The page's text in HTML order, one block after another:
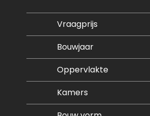
Vraagprijs
Bouwjaar
Oppervlakte
Kamers